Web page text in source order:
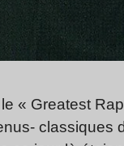
« Greatest
classiques